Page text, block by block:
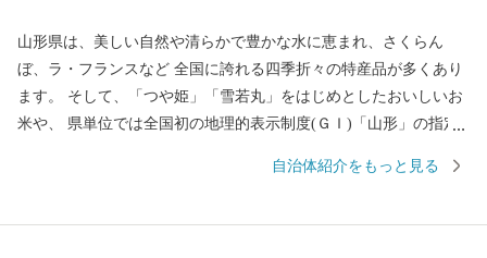
山形県は、美しい自然や清らかで豊かな水に恵まれ、さくらん
ぼ、ラ・フランスなど 全国に誇れる四季折々の特産品が多くあり
ます。 そして、「つや姫」「雪若丸」をはじめとしたおいしいお
米や、 県単位では全国初の地理的表示制度(ＧＩ)「山形」の指定
しい逸品も自慢です。 また、最上川舟運によって伝えられた上方
自治体紹介をもっと見る